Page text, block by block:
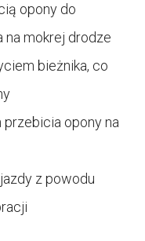
opony do
na mokrej drodze
bieżnika, co
opony na
z powodu